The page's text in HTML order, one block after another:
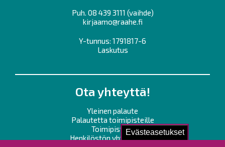
Evästeasetukset
Puh. 08 439 3111 (vaihde)
kirjaamo@raahe.fi
Y-tunnus: 1791817-6
Laskutus
Ota yhteyttä!
Yleinen palaute
Palautetta toimipisteille
Toimipisteet
Henkilöstön yhteystiedot